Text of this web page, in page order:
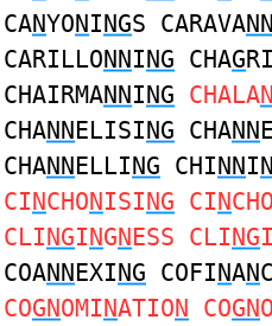
CANYONINGS CARAVANN
CARILLONNING CHAGRI
CHAIRMANNING CHALA
CHANNELISING CHANN
CHANNELLING CHINNI
CINCHONISING CINCHO
CLINGINGNESS CLINGI
COANNEXING COFINAN
COGNOMINATION COGN